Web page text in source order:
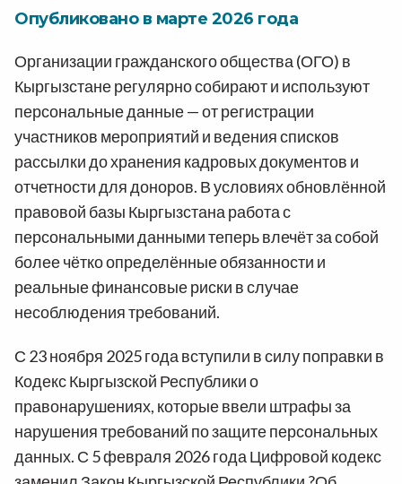
Опубликовано в марте 2026 года
Организации гражданского общества (ОГО) в
Кыргызстане регулярно собирают и используют
персональные данные — от регистрации
участников мероприятий и ведения списков
рассылки до хранения кадровых документов и
отчетности для доноров. В условиях обновлённой
правовой базы Кыргызстана работа с
персональными данными теперь влечёт за собой
более чётко определённые обязанности и
реальные финансовые риски в случае
несоблюдения требований.
С 23 ноября 2025 года вступили в силу поправки в
Кодекс Кыргызской Республики о
правонарушениях, которые ввели штрафы за
нарушения требований по защите персональных
данных. С 5 февраля 2026 года Цифровой кодекс